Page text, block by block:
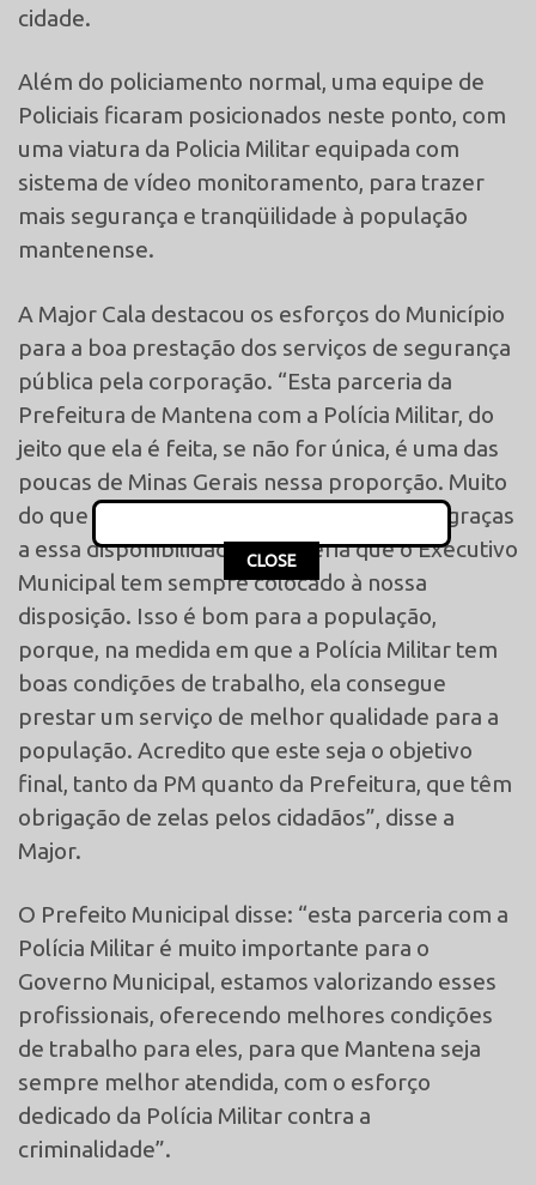
cidade.
Além do policiamento normal, uma equipe de
Policiais ficaram posicionados neste ponto, com
uma viatura da Policia Militar equipada com
sistema de vídeo monitoramento, para trazer
mais segurança e tranqüilidade à população
mantenense.
A Major Cala destacou os esforços do Município
para a boa prestação dos serviços de segurança
pública pela corporação. “Esta parceria da
Prefeitura de Mantena com a Polícia Militar, do
jeito que ela é feita, se não for única, é uma das
poucas de Minas Gerais nessa proporção. Muito
do que conseguimos fazer em Mantena é graças
a essa disponibilidade e parceria que o Executivo
Municipal tem sempre colocado à nossa
disposição. Isso é bom para a população,
porque, na medida em que a Polícia Militar tem
boas condições de trabalho, ela consegue
prestar um serviço de melhor qualidade para a
população. Acredito que este seja o objetivo
final, tanto da PM quanto da Prefeitura, que têm
obrigação de zelas pelos cidadãos”, disse a
Major.
O Prefeito Municipal disse: “esta parceria com a
Polícia Militar é muito importante para o
Governo Municipal, estamos valorizando esses
profissionais, oferecendo melhores condições
de trabalho para eles, para que Mantena seja
sempre melhor atendida, com o esforço
dedicado da Polícia Militar contra a
criminalidade”.
This popup will close in: 14
CLOSE